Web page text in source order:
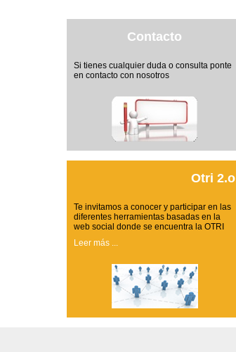
Contacto
Si tienes cualquier duda o consulta ponte
en contacto con nosotros
Otri 2.o
Te invitamos a conocer y participar en las
diferentes herramientas basadas en la
web social donde se encuentra la OTRI
Leer más ...